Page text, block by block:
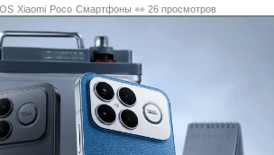
Xiaomi Poco Смартфоны 👀 26 просмотров